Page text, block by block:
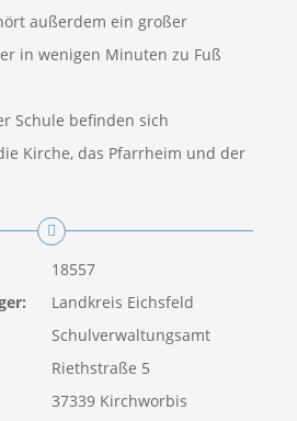
außerdem ein großer
in wenigen Minuten zu Fuß
Schule befinden sich
Kirche, das Pfarrheim und der
18557
Landkreis Eichsfeld
Schulverwaltungsamt
Riethstraße 5
37339 Kirchworbis